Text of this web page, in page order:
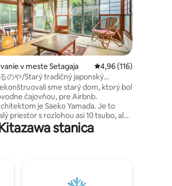
4,97 z 5, počet hodnotení: 122
v meste Setagaja Priemerné
4,96 (116)
のや/Starý tradičný japonský
sme starý dom, ktorý bol
čajovňou, pre Airbnb.
je Saeko Yamada. Je to
priestor s rozlohou asi 10 tsubo, ale
historický starý dom plný mäkkého a
svetla a dúfam, že si užijete
takže neumožňujeme
stanica